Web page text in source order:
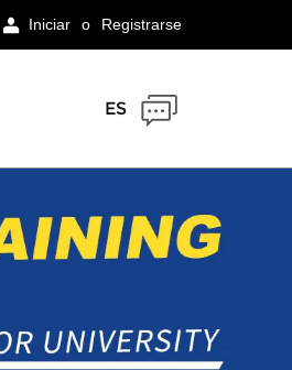
Iniciar o Registrarse
ES